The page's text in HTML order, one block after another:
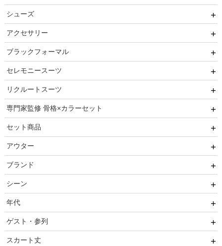
セットアップ
オールインワン
ブライズメイド
ルルティオリジナル
マザードレス
ショール
ジャケット
カーディガン
その他
サブバッグ
クラッチバッグ
ハンドバッグ
持ち手あり
持ち手なし
シューズ
ヒール
ストラップ付き
フラット
アクセサリー
ネックレス
ヘアーアクセサリー
イヤリング
ベルト
その他
ブレスレット
ブラックフォーマル
ブラックフォーマル
小物セット
セレモニースーツ
セレモニースーツ
セレモニー小物
リクルートスーツ
リクルートスーツセット
専門家監修 骨格×カラーセット
推しに会う日はこれ♡
高級レストランにぴったり！洗練された夜の装い
初めての結婚式参列はこれで間違いない！
ご親族・マザードレス風
同窓会に着ていきたい憧れドレスはこれ♡
ワンランク上を叶える謝恩会ドレス
好印象セレモニーコーデ 初めての卒園式もこれ一着で安心
セット商品
8点セット(ドレス＋小物7点)
6点セット(ドレス＋小物5点)
4点セット（ドレス＋小物3点）
アウター
ファー
ジャケット
コート
ブランド
AIMER
CELFORD
FRAY I.D
SNIDEL
シーン
結婚式・パーティ
成人式・同窓会
入卒・セレモニー
年代
20代
30代
ゲスト・参列
友人
スカート丈